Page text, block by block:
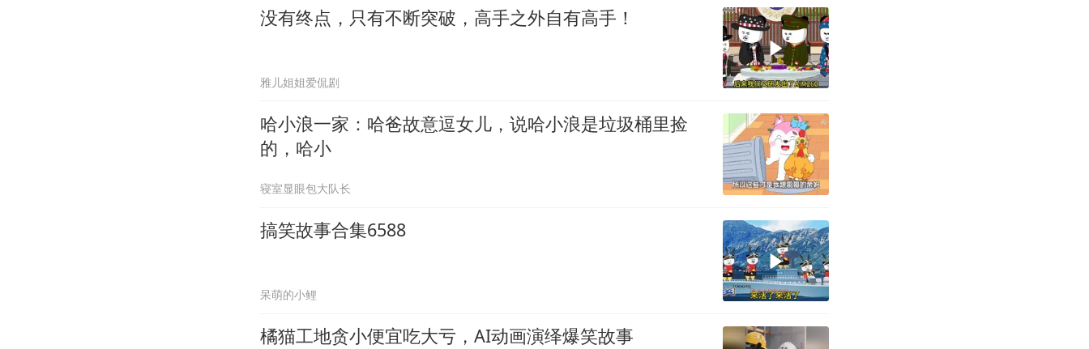
没有终点，只有不断突破，高手之外自有高手！
雅儿姐姐爱侃剧
哈小浪一家：哈爸故意逗女儿，说哈小浪是垃圾桶里捡
的，哈小
寝室显眼包大队长
搞笑故事合集6588
呆萌的小鲤
橘猫工地贪小便宜吃大亏，AI动画演绎爆笑故事